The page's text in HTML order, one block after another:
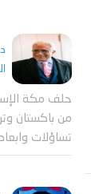
حلف مكة
من باكستان
تساؤلات